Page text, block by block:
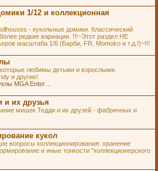
1/12 и коллекционная
- кукольные домики. Классический
редкие вариации. !!!~Этот раздел НЕ
масштаба 1/6 (Барби, FR, Momoko и т.д.!)~!!!
любимы детьми и взрослыми.
и другие!
и их друзья
мишек Тедди и их друзей - фабричных и
кукол
вопросы коллекционирования: хранение
и иные тонкости "коллекционерского